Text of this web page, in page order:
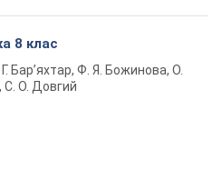
8 клас
Г. Бар’яхтар, Ф. Я. Божинова, О.
С. О. Довгий